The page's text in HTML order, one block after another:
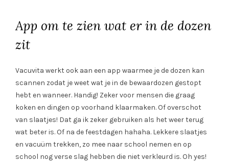
App om te zien wat er in de dozen
zit
Vacuvita werkt ook aan een app waarmee je de dozen kan
scannen zodat je weet wat je in de bewaardozen gestopt
hebt en wanneer. Handig! Zeker voor mensen die graag
koken en dingen op voorhand klaarmaken. Of overschot
van slaatjes! Dat ga ik zeker gebruiken als het weer terug
wat beter is. Of na de feestdagen hahaha. Lekkere slaatjes
en vacuüm trekken, zo mee naar school nemen en op
school nog verse slag hebben die niet verkleurd is. Oh yes!